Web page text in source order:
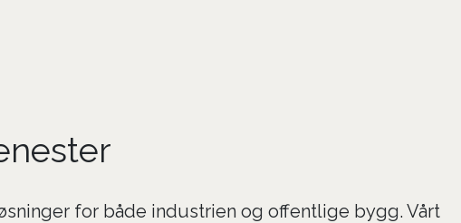
for både industrien og offentlige bygg. Vårt